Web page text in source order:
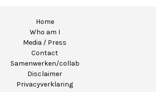
Home
Who am I
Media / Press
Contact
Samenwerken/collab
Disclaimer
Privacyverklaring